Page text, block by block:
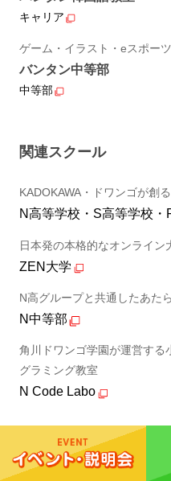
キャリア
ゲーム・イラスト・eスポー
バンタン中等部
中等部
関連スクール
KADOKAWA・ドワンゴが創
N高等学校・S高等学校・
日本発の本格的なオンライン
ZEN大学
N高グループと共通したあた
N中等部
角川ドワンゴ学園が運営する
グラミング教室
N Code Labo